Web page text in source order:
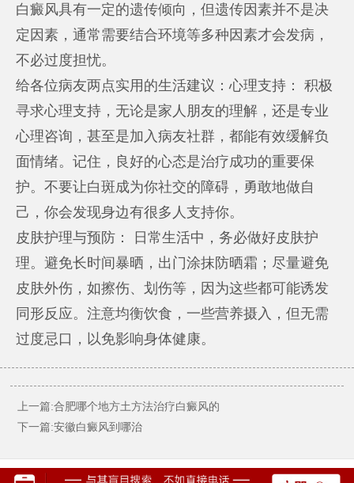
白癜风具有一定的遗传倾向，但遗传因素并不是决
定因素，通常需要结合环境等多种因素才会发病，
不必过度担忧。
给各位病友两点实用的生活建议：心理支持： 积极
寻求心理支持，无论是家人朋友的理解，还是专业
心理咨询，甚至是加入病友社群，都能有效缓解负
面情绪。记住，良好的心态是治疗成功的重要保
护。不要让白斑成为你社交的障碍，勇敢地做自
己，你会发现身边有很多人支持你。
皮肤护理与预防： 日常生活中，务必做好皮肤护
理。避免长时间暴晒，出门涂抹防晒霜；尽量避免
皮肤外伤，如擦伤、划伤等，因为这些都可能诱发
同形反应。注意均衡饮食，一些营养摄入，但无需
过度忌口，以免影响身体健康。
上一篇:合肥哪个地方土方法治疗白癜风的
下一篇:安徽白癜风到哪治